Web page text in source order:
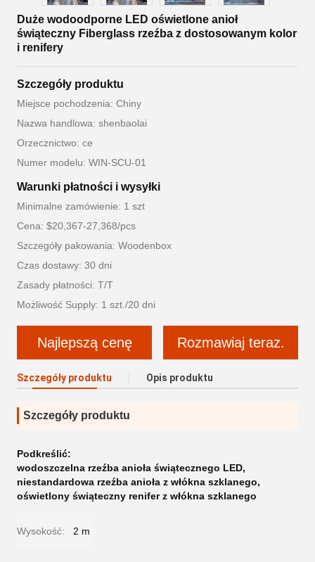
Duże wodoodporne LED oświetlone anioł
świąteczny Fiberglass rzeźba z dostosowanym kolor
i renifery
Szczegóły produktu
Miejsce pochodzenia: Chiny
Nazwa handlowa: shenbaolai
Orzecznictwo: ce
Numer modelu: WIN-SCU-01
Warunki płatności i wysyłki
Minimalne zamówienie: 1 szt
Cena: $20,367-27,368/pcs
Szczegóły pakowania: Woodenbox
Czas dostawy: 30 dni
Zasady płatności: T/T
Możliwość Supply: 1 szt./20 dni
Najlepszą cenę Rozmawiaj teraz.
Szczegóły produktu Opis produktu
Szczegóły produktu
Podkreślić:
wodoszczelna rzeźba anioła świątecznego LED,
niestandardowa rzeźba anioła z włókna szklanego,
oświetlony świąteczny renifer z włókna szklanego
Wysokość: 2 m